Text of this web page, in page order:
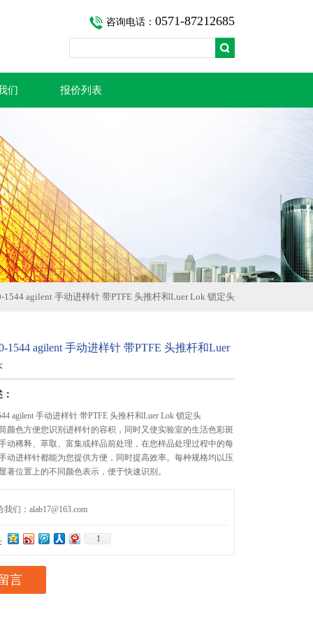
咨询电话： 0571-87212685
们 报价列表
1544 agilent 手动进样针 带PTFE 头推杆和Luer Lok 锁定头
1544 agilent 手动进样针 带PTFE 头推杆和Luer
agilent 手动进样针 带PTFE 头推杆和Luer Lok 锁定头
颜色方便您识别进样针的容积，同时又使实验室的生活色彩斑
动稀释、萃取、富集或样品前处理，在您样品处理过程中的每
动进样针都能为您提供方便，同时提高效率。每种规格均以压
著位置上的不同颜色表示，便于快速识别。
我们：alab17@163.com
1
言